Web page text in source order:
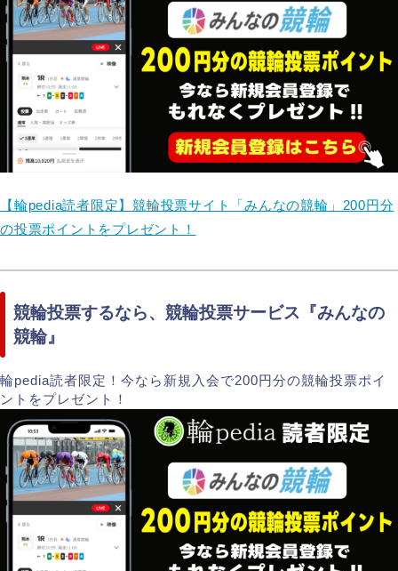
【輪pedia読者限定】競輪投票サイト「みんなの競輪」200円分
の投票ポイントをプレゼント！
競輪投票するなら、競輪投票サービス『みんなの
競輪』
輪pedia読者限定！今なら新規入会で200円分の競輪投票ポイ
ントをプレゼント！